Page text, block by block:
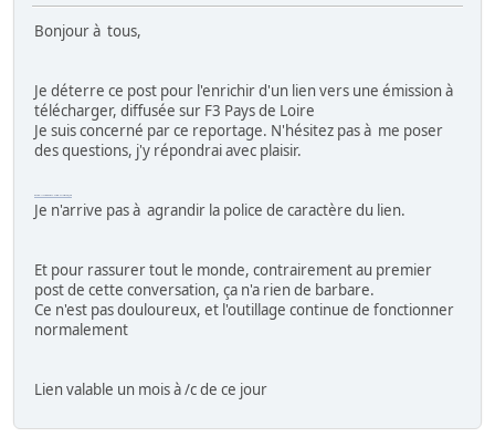
Bonjour à tous,
Je déterre ce post pour l'enrichir d'un lien vers une émission à
télécharger, diffusée sur F3 Pays de Loire
Je suis concerné par ce reportage. N'hésitez pas à me poser
des questions, j'y répondrai avec plaisir.
https://transfert.free.fr/HwVQVx
Je n'arrive pas à agrandir la police de caractère du lien.
Et pour rassurer tout le monde, contrairement au premier
post de cette conversation, ça n'a rien de barbare.
Ce n'est pas douloureux, et l'outillage continue de fonctionner
normalement
Lien valable un mois à /c de ce jour